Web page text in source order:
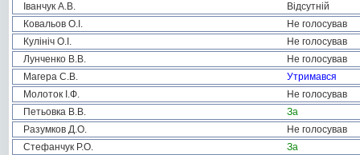
Іванчук А.В.
Відсутній
Ковальов О.І.
Не голосував
Кулініч О.І.
Не голосував
Лунченко В.В.
Не голосував
Магера С.В.
Утримався
Молоток І.Ф.
Не голосував
Петьовка В.В.
За
Разумков Д.О.
Не голосував
Стефанчук Р.О.
За